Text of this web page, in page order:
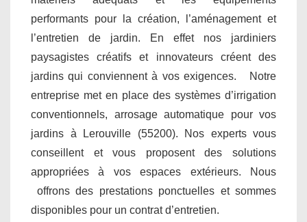
performants pour la création, l’aménagement et
l’entretien de jardin. En effet nos jardiniers
paysagistes créatifs et innovateurs créent des
jardins qui conviennent à vos exigences. Notre
entreprise met en place des systèmes d’irrigation
conventionnels, arrosage automatique pour vos
jardins à Lerouville (55200). Nos experts vous
conseillent et vous proposent des solutions
appropriées à vos espaces extérieurs. Nous
offrons des prestations ponctuelles et sommes
disponibles pour un contrat d’entretien.